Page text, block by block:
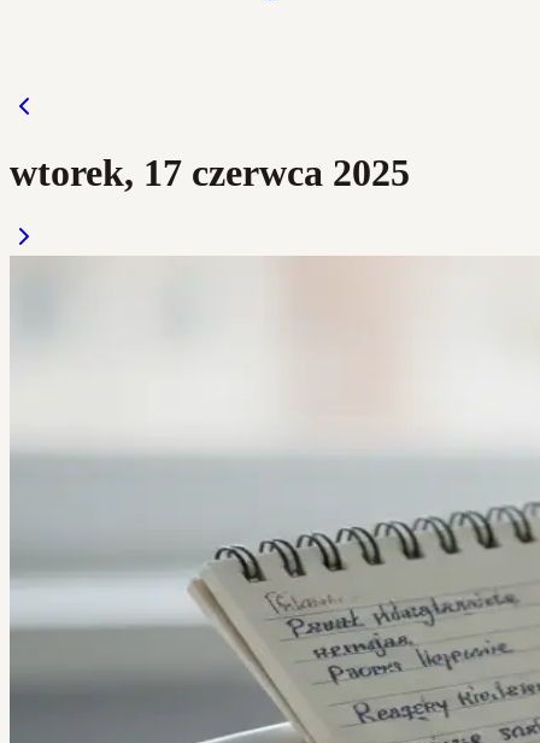
wtorek, 17 czerwca 2025